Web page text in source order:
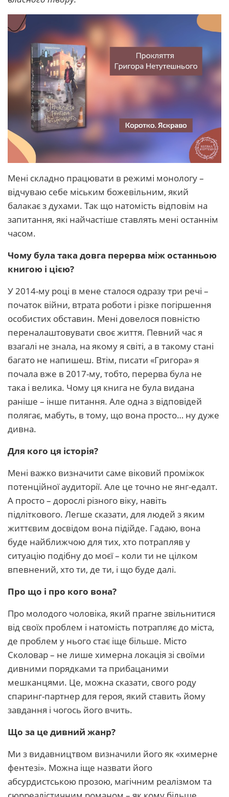
Мені складно працювати в режимі монологу –
відчуваю себе міським божевільним, який
балакає з духами. Так що натомість відповім на
запитання, які найчастіше ставлять мені останнім
часом.
Чому була така довга перерва між останньою
книгою і цією?
У 2014-му році в мене сталося одразу три речі –
початок війни, втрата роботи і різке погіршення
особистих обставин. Мені довелося повністю
переналаштовувати своє життя. Певний час я
взагалі не знала, на якому я світі, а в такому стані
багато не напишеш. Втім, писати «Григора» я
почала вже в 2017-му, тобто, перерва була не
така і велика. Чому ця книга не була видана
раніше – інше питання. Але одна з відповідей
полягає, мабуть, в тому, що вона просто… ну дуже
дивна.
Для кого ця історія?
Мені важко визначити саме віковий проміжок
потенційної аудиторії. Але це точно не янг-едалт.
А просто – дорослі різного віку, навіть
підліткового. Легше сказати, для людей з яким
життєвим досвідом вона підійде. Гадаю, вона
буде найближчою для тих, хто потрапляв у
ситуацію подібну до моєї – коли ти не цілком
впевнений, хто ти, де ти, і що буде далі.
Про що і про кого вона?
Про молодого чоловіка, який прагне звільнитися
від своїх проблем і натомість потрапляє до міста,
де проблем у нього стає іще більше. Місто
Сколовар – не лише химерна локація зі своїми
дивними порядками та прибацаними
мешканцями. Це, можна сказати, свого роду
спаринг-партнер для героя, який ставить йому
завдання і чогось його вчить.
Що за це дивний жанр?
Ми з видавництвом визначили його як «химерне
фентезі». Можна іще назвати його
абсурдистською прозою, магічним реалізмом та